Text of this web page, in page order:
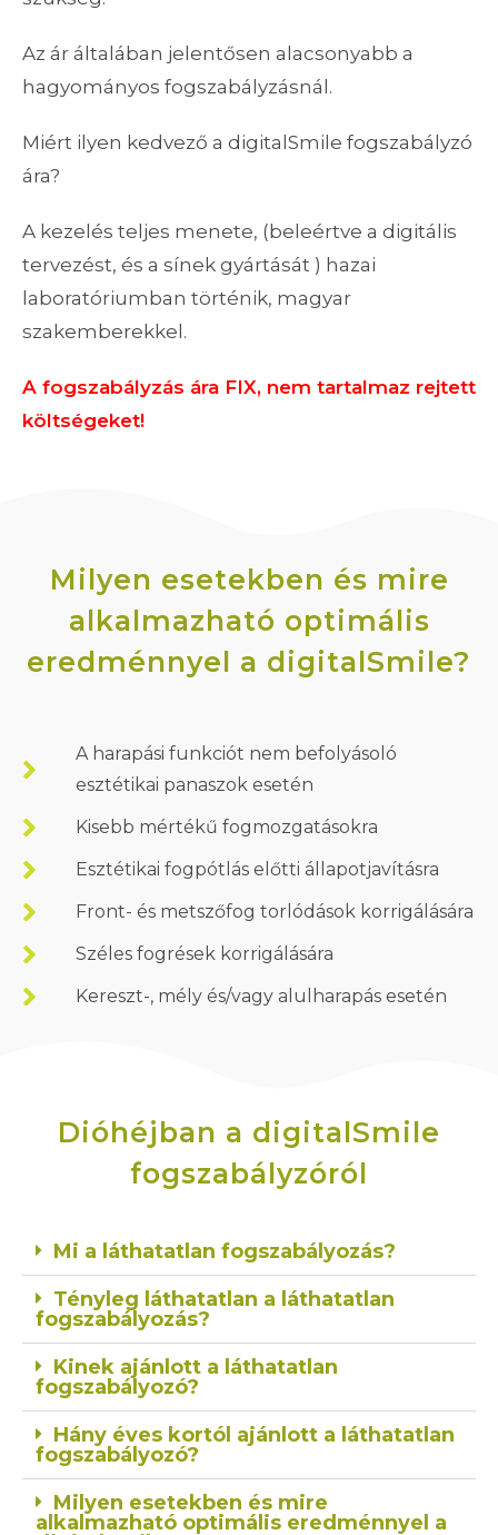
Az ár általában jelentősen alacsonyabb a
hagyományos fogszabályzásnál.
Miért ilyen kedvező a digitalSmile fogszabályzó
ára?
A kezelés teljes menete, (beleértve a digitális
tervezést, és a sínek gyártását ) hazai
laboratóriumban történik, magyar
szakemberekkel.
A fogszabályzás ára FIX, nem tartalmaz rejtett
költségeket!
Milyen esetekben és mire
alkalmazható optimális
eredménnyel a digitalSmile?
A harapási funkciót nem befolyásoló
esztétikai panaszok esetén
Kisebb mértékű fogmozgatásokra
Esztétikai fogpótlás előtti állapotjavításra
Front- és metszőfog torlódások korrigálására
Széles fogrések korrigálására
Kereszt-, mély és/vagy alulharapás esetén
Dióhéjban a digitalSmile
fogszabályzóról
Mi a láthatatlan fogszabályozás?
Tényleg láthatatlan a láthatatlan
fogszabályozás?
Kinek ajánlott a láthatatlan
fogszabályozó?
Hány éves kortól ajánlott a láthatatlan
fogszabályozó?
Milyen esetekben és mire
alkalmazható optimális eredménnyel a